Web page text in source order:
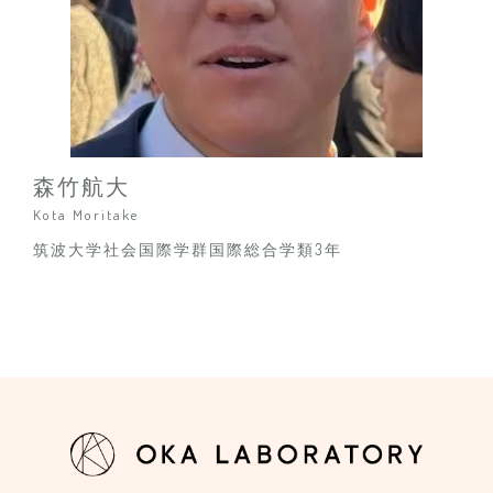
森竹航大
Kota Moritake
筑波大学社会国際学群国際総合学類3年